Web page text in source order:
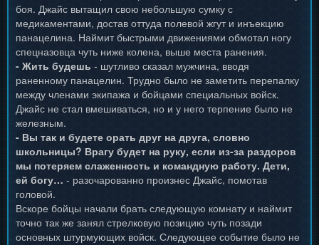
боя. Джайс вытащил свою небольшую сумку с
медикаментами, достав оттуда полевой жгут и инъекцию
панацелина. Наймит быстрыми движениями обмотал ногу
спецназовца чуть ниже колена, выше места ранения.
- Жить будешь - шутливо сказал мужчина, вводя
раненному панацелин. Трудно было не заметить перепалку
между членами экипажа и бойцами специальных войск.
Джайс не стал вмешиваться, но и у него терпение было не
железным.
- Вы так и будете орать друг на друга, словно
школьницы? Врагу будет на руку, если из-за раздоров
мы потеряем слаженность и командную работу. Дети,
ей богу… - разочарованно произнес Джайс, помотав
головой.
Вскоре бойцы начали брать следующую комнату и наймит
точно так же занял стрелковую позицию чуть позади
основных штурмующих войск. Следующее событие было не